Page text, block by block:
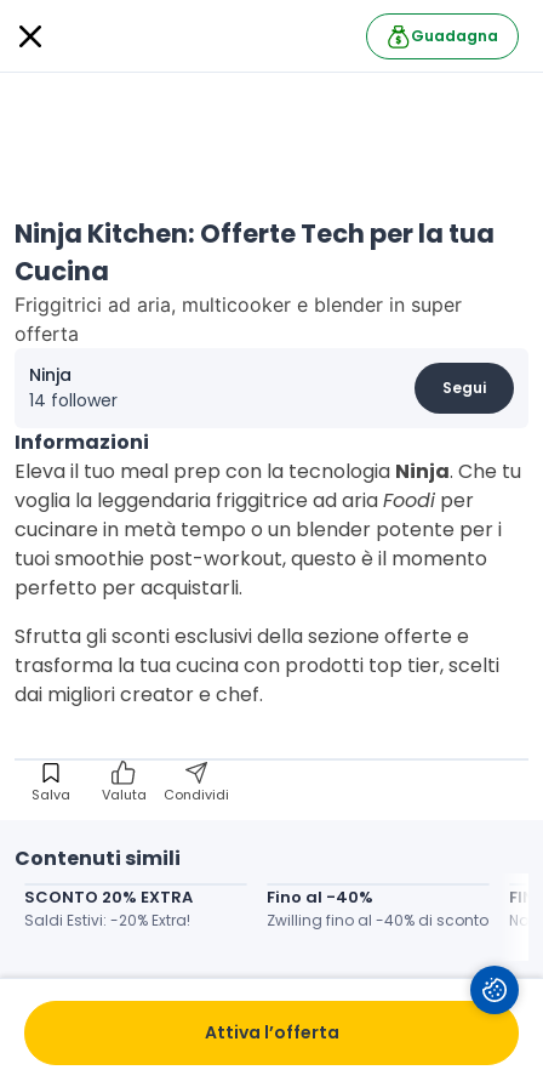
Guadagna
Ninja Kitchen: Offerte Tech per la tua
Cucina
Friggitrici ad aria, multicooker e blender in super
offerta
Ninja
14 follower
Segui
Informazioni
Eleva il tuo meal prep con la tecnologia Ninja. Che tu
voglia la leggendaria friggitrice ad ariaFoodi per
cucinare in metà tempo o un blender potente per i
tuoi smoothie post-workout, questo è il momento
perfetto per acquistarli.
Sfrutta gli sconti esclusivi della sezione offerte e
trasforma la tua cucina con prodotti top tier, scelti
dai migliori creator e chef.
Salva Valuta Condividi
Contenuti simili
SCONTO 20% EXTRA
Saldi Estivi: -20% Extra!
Fino al -40%
Zwilling fino al -40% di sconto
Attiva l’offerta